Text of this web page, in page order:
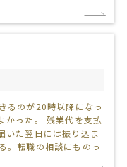
るのが20時以降になっ
かった。 残業代を支払
いた翌日には振り込ま
。転職の相談にものっ